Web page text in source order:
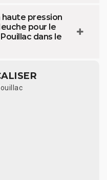
pression
pour le
dans le